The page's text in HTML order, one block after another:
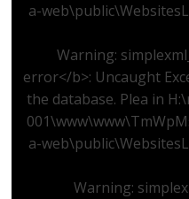
a-
Warning:
error</b>: Uncaught
the database. Plea in
a-
Warning: